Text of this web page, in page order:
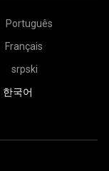
Português
Français
srpski
한국어